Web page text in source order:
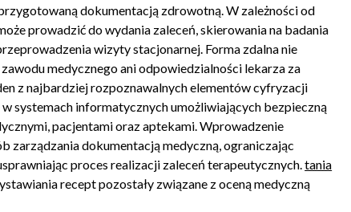
dokumentacją zdrowotną. W zależności od
prowadzić do wydania zaleceń, skierowania na badania
wizyty stacjonarnej. Forma zdalna nie
medycznego ani odpowiedzialności lekarza za
z najbardziej rozpoznawalnych elementów cyfryzacji
systemach informatycznych umożliwiających bezpieczną
pacjentami oraz aptekami. Wprowadzenie
zarządzania dokumentacją medyczną, ograniczając
proces realizacji zaleceń terapeutycznych.tania
recept pozostały związane z oceną medyczną